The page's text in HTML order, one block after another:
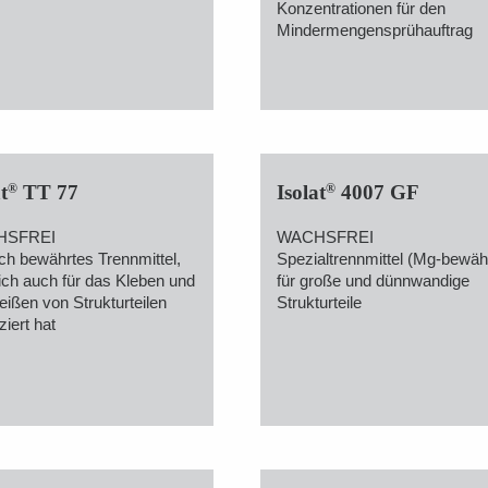
Konzentrationen für den
Mindermengensprühauftrag
®TT 77
bewährtes Trennmittel,
auch für das Kleben und
von Strukturteilen
hat
Isolat®4007 GF
WACHSFREI
Spezialtrennmittel (Mg-
für große und dünnwandige
Strukturteile